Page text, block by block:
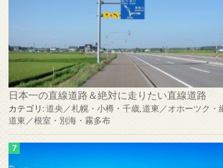
日本一の直線道路＆絶対に走りたい直線道路
カテゴリ: 道央／札幌・小樽・千歳 道東／オホーツク・
道東／根室・別海・霧多布